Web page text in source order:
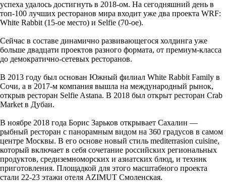
успеха удалось достигнуть в 2018-ом. На сегодняшний день в
топ-100 лучших ресторанов мира входит уже два проекта WRF:
White Rabbit (15-ое место) и Selfie (70-ое).
Сейчас в составе динамично развивающегося холдинга уже
больше двадцати проектов разного формата, от премиум-класса
до демократично-сетевых ресторанов.
В 2013 году был основан Южный филиал White Rabbit Family в
Сочи, а в 2017-м компания вышла на международный рынок,
открыв ресторан Selfie Astana. В 2018 был открыт ресторан Crab
Market в Дубаи.
В ноябре 2018 года Борис Зарьков открывает Сахалин —
рыбный ресторан с панорамным видом на 360 градусов в самом
центре Москвы. В его основе новый стиль mediterrasion cuisine,
который включает в себя сочетание российских региональных
продуктов, средиземноморских и азиатских блюд, и техник
приготовления. Площадкой для этого масштабного проекта
стали 22-23 этажи отеля AZIMUT Смоленская.